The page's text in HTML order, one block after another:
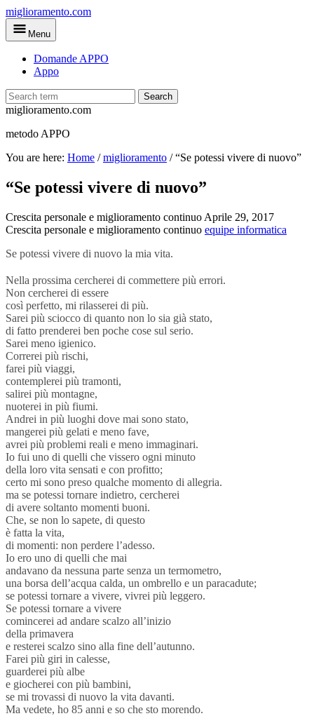
Skip
to
main
miglioramento.com
Menu
Domande APPO
Appo
Search
miglioramento.com
metodo APPO
You are here: Home /miglioramento /“Se potessi vivere di nuovo”
“Se potessi vivere di nuovo”
Crescita personale e miglioramento continuo Aprile 29, 2017
Crescita personale e miglioramento continuo equipe informatica
Se potessi vivere di nuovo la mia vita.
Nella prossima cercherei di commettere più errori.
Non cercherei di essere
così perfetto, mi rilasserei di più.
Sarei più sciocco di quanto non lo sia già stato,
di fatto prenderei ben poche cose sul serio.
Sarei meno igienico.
Correrei più rischi,
farei più viaggi,
contemplerei più tramonti,
salirei più montagne,
nuoterei in più fiumi.
Andrei in più luoghi dove mai sono stato,
mangerei più gelati e meno fave,
avrei più problemi reali e meno immaginari.
Io fui uno di quelli che vissero ogni minuto
della loro vita sensati e con profitto;
certo mi sono preso qualche momento di allegria.
ma se potessi tornare indietro, cercherei
di avere soltanto momenti buoni.
Che, se non lo sapete, di questo
è fatta la vita,
di momenti: non perdere l’adesso.
Io ero uno di quelli che mai
andavano da nessuna parte senza un termometro,
una borsa dell’acqua calda, un ombrello e un paracadute;
se potessi tornare a vivere, vivrei più leggero.
Se potessi tornare a vivere
comincerei ad andare scalzo all’inizio
della primavera
e resterei scalzo sino alla fine dell’autunno.
Farei più giri in calesse,
guarderei più albe
e giocherei con più bambini,
se mi trovassi di nuovo la vita davanti.
Ma vedete, ho 85 anni e so che sto morendo.